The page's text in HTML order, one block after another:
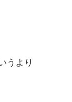
うより